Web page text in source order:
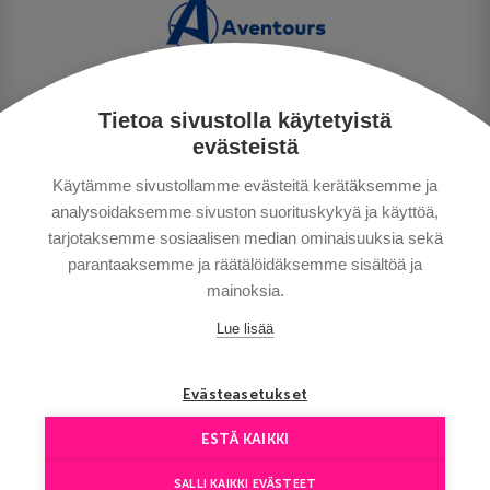
Tietoa sivustolla käytetyistä
evästeistä
Käytämme sivustollamme evästeitä kerätäksemme ja
analysoidaksemme sivuston suorituskykyä ja käyttöä,
tarjotaksemme sosiaalisen median ominaisuuksia sekä
parantaaksemme ja räätälöidäksemme sisältöä ja
mainoksia.
Lue lisää
Evästeasetukset
ESTÄ KAIKKI
SALLI KAIKKI EVÄSTEET
TIETOSUOJA
MAKSUTAVAT
MATKAEHDOT
HYVÄ TIETÄÄ
YHTEYSTIEDOT
Сopyright © Aventours 2026